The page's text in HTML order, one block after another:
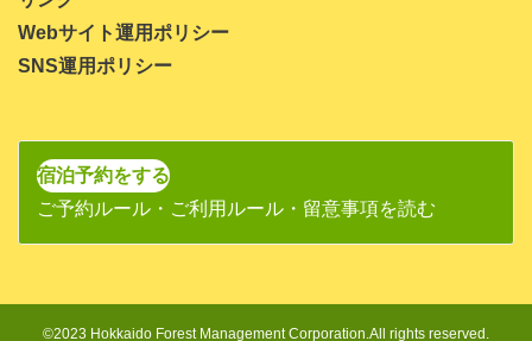
Webサイト運用ポリシー
SNS運用ポリシー
宿泊予約をする
ご予約ルール・ご利用ルール・留意事項を読む
©2023 Hokkaido Forest Management Corporation.All rights reserved.